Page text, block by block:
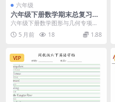
六年级
六年级下册数学期末总复习图
形与几何专项练习小纸条电子
六年级下册数学图形与几何专项复
习小纸条详情 在六年级下册数学期
末总复习中，图形与...
5 月前 18 1.88
VIP